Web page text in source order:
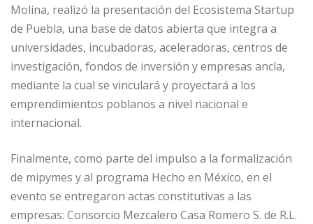
Molina, realizó la presentación del Ecosistema Startup
de Puebla, una base de datos abierta que integra a
universidades, incubadoras, aceleradoras, centros de
investigación, fondos de inversión y empresas ancla,
mediante la cual se vinculará y proyectará a los
emprendimientos poblanos a nivel nacional e
internacional.
Finalmente, como parte del impulso a la formalización
de mipymes y al programa Hecho en México, en el
evento se entregaron actas constitutivas a las
empresas: Consorcio Mezcalero Casa Romero S. de R.L.